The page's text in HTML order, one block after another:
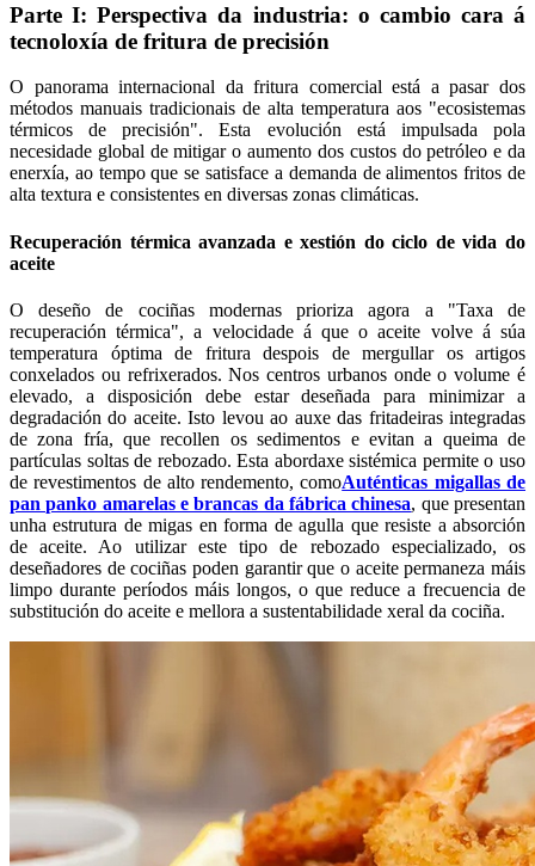
Parte I: Perspectiva da industria: o cambio cara á
tecnoloxía de fritura de precisión
O panorama internacional da fritura comercial está a pasar dos
métodos manuais tradicionais de alta temperatura aos "ecosistemas
térmicos de precisión". Esta evolución está impulsada pola
necesidade global de mitigar o aumento dos custos do petróleo e da
enerxía, ao tempo que se satisface a demanda de alimentos fritos de
alta textura e consistentes en diversas zonas climáticas.
Recuperación térmica avanzada e xestión do ciclo de vida do
aceite
O deseño de cociñas modernas prioriza agora a "Taxa de
recuperación térmica", a velocidade á que o aceite volve á súa
temperatura óptima de fritura despois de mergullar os artigos
conxelados ou refrixerados. Nos centros urbanos onde o volume é
elevado, a disposición debe estar deseñada para minimizar a
degradación do aceite. Isto levou ao auxe das fritadeiras integradas
de zona fría, que recollen os sedimentos e evitan a queima de
partículas soltas de rebozado. Esta abordaxe sistémica permite o uso
de revestimentos de alto rendemento, comoAuténticas migallas de
pan panko amarelas e brancas da fábrica chinesa, que presentan
unha estrutura de migas en forma de agulla que resiste a absorción
de aceite. Ao utilizar este tipo de rebozado especializado, os
deseñadores de cociñas poden garantir que o aceite permaneza máis
limpo durante períodos máis longos, o que reduce a frecuencia de
substitución do aceite e mellora a sustentabilidade xeral da cociña.